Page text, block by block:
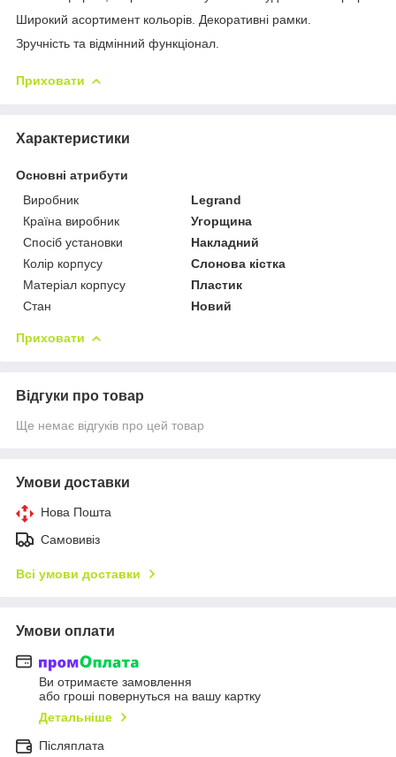
Широкий асортимент кольорів. Декоративні рамки.
Зручність та відмінний функціонал.
Приховати
Характеристики
Основні атрибути
Виробник
Legrand
Країна виробник
Угорщина
Спосіб установки
Накладний
Колір корпусу
Слонова кістка
Матеріал корпусу
Пластик
Стан
Новий
Приховати
Відгуки про товар
Ще немає відгуків про цей товар
Умови доставки
Нова Пошта
Самовивіз
Всі умови доставки
Умови оплати
Ви отримаєте замовлення
або гроші повернуться на вашу картку
Детальніше
Післяплата